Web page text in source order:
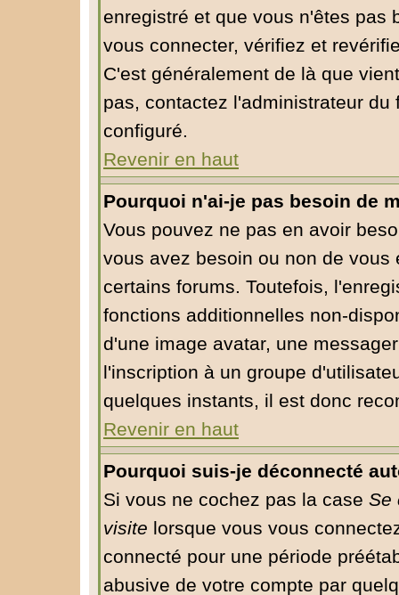
enregistré et que vous n'êtes pas
vous connecter, vérifiez et
C'est généralement de là que
pas, contactez l'administrateur
configuré.
Revenir en haut
Pourquoi n'ai-je pas besoin de
Vous pouvez ne pas en avoir
vous avez besoin ou non de
certains forums. Toutefois,
fonctions additionnelles non-
d'une image avatar, une
l'inscription à un groupe
quelques instants, il est donc
Revenir en haut
Pourquoi suis-je déconnecté
Si vous ne cochez pas la case Se
visite lorsque vous vous
connecté pour une période
abusive de votre compte par